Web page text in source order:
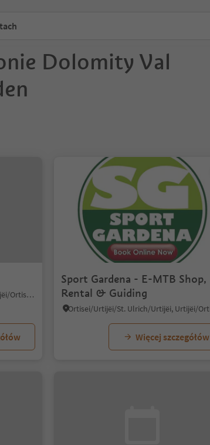
Dolomity Val
Ortisei/Urtijëi/St. Ulrich/Urtijëi, Urtijëi/Ortisei, Dolomites Region Val Gardena
Sport Gardena - E-MTB Shop,
Rental & Guiding
Więcej szczegółów